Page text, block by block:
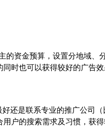
的资金预算，设置分地域、
时也可以获得较好的广告效
还是联系专业的推广公司
户的搜索需求及习惯，获得